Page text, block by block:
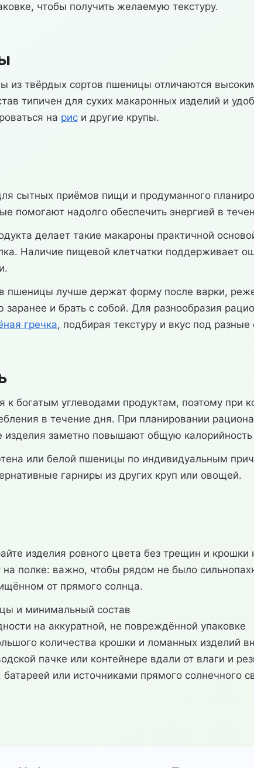
чтобы получить желаемую текстуру.
из твёрдых сортов пшеницы отличаются
типичен для сухих макаронных изделий и
на рис и другие крупы.
сытных приёмов пищи и продуманного
помогают надолго обеспечить энергией в
делает такие макароны практичной
Наличие пищевой клетчатки поддерживает
пшеницы лучше держат форму после варки,
и брать с собой. Для разнообразия
гречка, подбирая текстуру и вкус под
богатым углеводами продуктам, поэтому при
в течение дня. При планировании
заметно повышают общую
или белой пшеницы по индивидуальным
гарниры из других круп или овощей.
изделия ровного цвета без трещин и
на полке: важно, чтобы рядом не было
от прямого солнца.
и минимальный состав
на аккуратной, не повреждённой упаковке
количества крошки и ломанных изделий
пачке или контейнере вдали от влаги и
или источниками прямого солнечного